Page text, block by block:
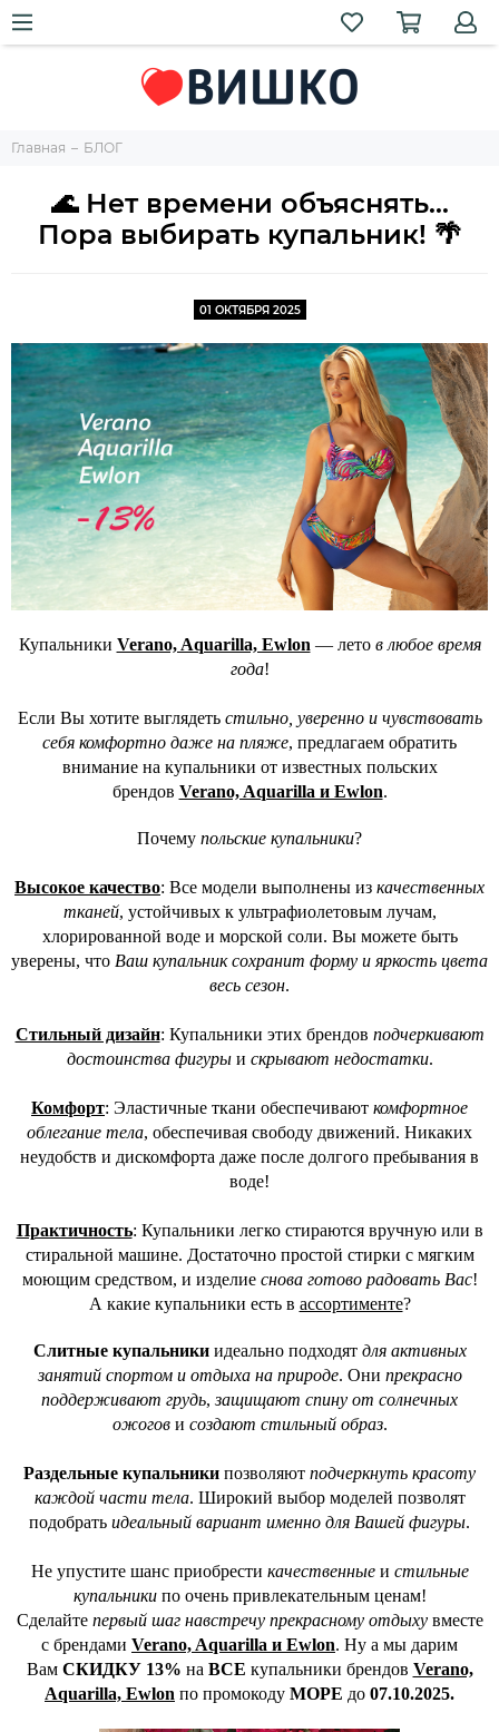
Главная БЛОГ
🌊 Нет времени объяснять...
Пора выбирать купальник! 🌴
01 ОКТЯБРЯ 2025
Купальники Verano, Aquarilla, Ewlon — лето в любое время
года!
Если Вы хотите выглядеть стильно, уверенно и чувствовать
себя комфортно даже на пляже, предлагаем обратить
внимание на купальники от известных польских
брендов Verano, Aquarilla и Ewlon.
Почему польские купальники?
Высокое качество: Все модели выполнены из качественных
тканей, устойчивых к ультрафиолетовым лучам,
хлорированной воде и морской соли. Вы можете быть
уверены, что Ваш купальник сохранит форму и яркость цвета
весь сезон.
Стильный дизайн: Купальники этих брендов подчеркивают
достоинства фигурыи скрывают недостатки.
Комфорт: Эластичные ткани обеспечивают комфортное
облегание тела, обеспечивая свободу движений. Никаких
неудобств и дискомфорта даже после долгого пребывания в
воде!
Практичность: Купальники легко стираются вручную или в
стиральной машине. Достаточно простой стирки с мягким
моющим средством, и изделие снова готово радовать Вас!
А какие купальники есть в ассортименте?
Слитные купальникиидеально подходят для активных
занятий спортом и отдыха на природе. Они прекрасно
поддерживают грудь,защищают спину от солнечных
ожогови создают стильный образ.
Раздельные купальники позволяют подчеркнуть красоту
каждой части тела. Широкий выбор моделей позволят
подобрать идеальный вариант именно для Вашей фигуры.
Не упустите шанс приобрести качественные и стильные
купальникипо очень привлекательным ценам!
Сделайте первый шаг навстречу прекрасному отдыхувместе
с брендами Verano, Aquarilla и Ewlon. Ну а мы дарим
Вам СКИДКУ 13% на ВСЕ купальники брендов Verano,
Aquarilla, Ewlon по промокоду МОРЕ до 07.10.2025.